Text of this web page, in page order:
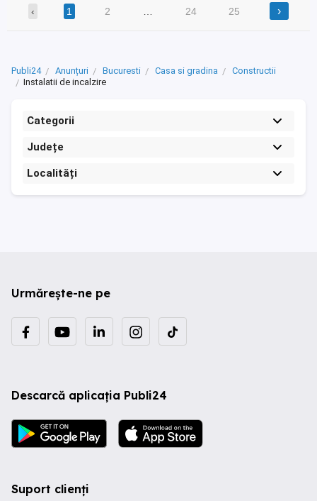
‹ 1 2 24 25 ›
Publi24 Anunțuri Bucuresti Casa si gradina
Constructii
Instalatii de incalzire
Categorii
Județe
Localități
Urmărește-ne pe
Descarcă aplicația Publi24
Suport clienți